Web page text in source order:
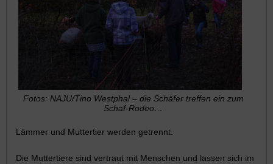
Fotos: NAJU/Tino Westphal – die Schäfer treffen ein zum
Schaf-Rodeo…
Lämmer und Muttertier werden getrennt.
Die Muttertiere sind vertraut mit Menschen und lassen sich im